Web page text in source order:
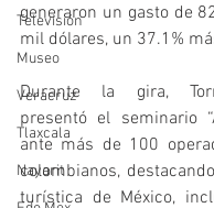
Televisión
Museo
Veracruz
Tlaxcala
Nayarit
generaron un gasto de
mil dólares, un 37.1%
Durante la gira,
presentó el seminario
ante más de 100
colombianos,
turística de México,